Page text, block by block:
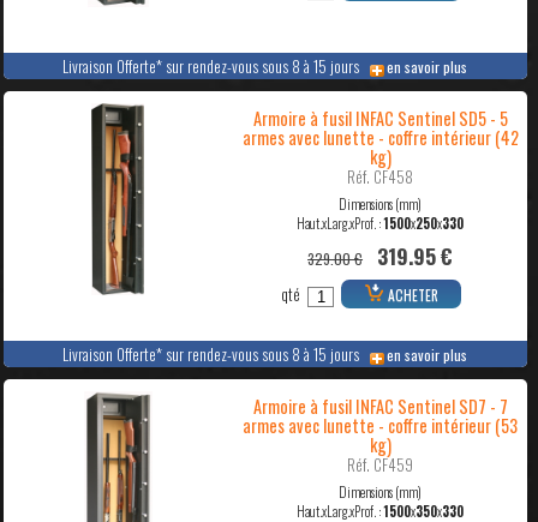
Livraison Offerte* sur rendez-vous sous 8 à 15 jours en savoir plus
Livraison Offerte* sur rendez-vous sous 8 à 15 jours en savoir plus
Armoire à fusil INFAC Sentinel SD5 - 5
armes avec lunette - coffre intérieur (42
kg)
Réf. CF458
Dimensions (mm)
Haut.xLarg.xProf. :1500x250x330
329.00 € 319.95 €
qté ACHETER
Armoire à fusil INFAC Sentinel SD7 - 7
armes avec lunette - coffre intérieur (53
kg)
Réf. CF459
Dimensions (mm)
Haut.xLarg.xProf. :1500x350x330